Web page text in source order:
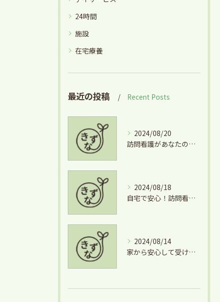
24時間
施設
在宅療養
最近の投稿 Recent Posts
2024/08/20
訪問看護があなたの生活を支える理由
2024/08/18
自宅で安心！訪問看護のサポートとは
2024/08/14
家から安心して受ける訪問看護の魅力